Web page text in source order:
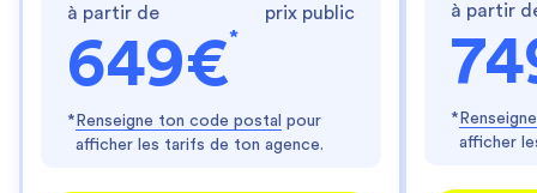
à partir de
649€*
prix public
* Renseigne ton code postal pour
afficher les tarifs de ton agence.
à partir
*
afficher